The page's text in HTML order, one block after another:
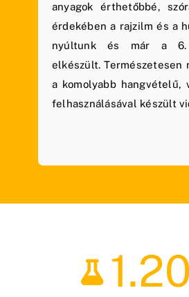
anyagok érthetőbbé,
érdekében a rajzilm és a
nyúltunk és már a 6.
elkészült. Természetesen
a komolyabb hangvételű,
felhasználásával készült